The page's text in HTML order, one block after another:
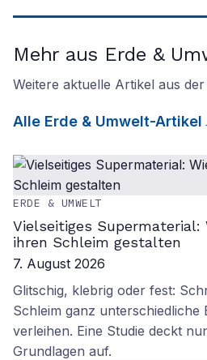
Mehr aus Erde &
Weitere aktuelle Artikel aus
Alle Erde & Umwelt-Artikel
ERDE & UMWELT
Vielseitiges Supermaterial:
ihren Schleim gestalten
7. August 2026
Glitschig, klebrig oder fest:
Schleim ganz unterschiedliche
verleihen. Eine Studie deckt
Grundlagen auf.